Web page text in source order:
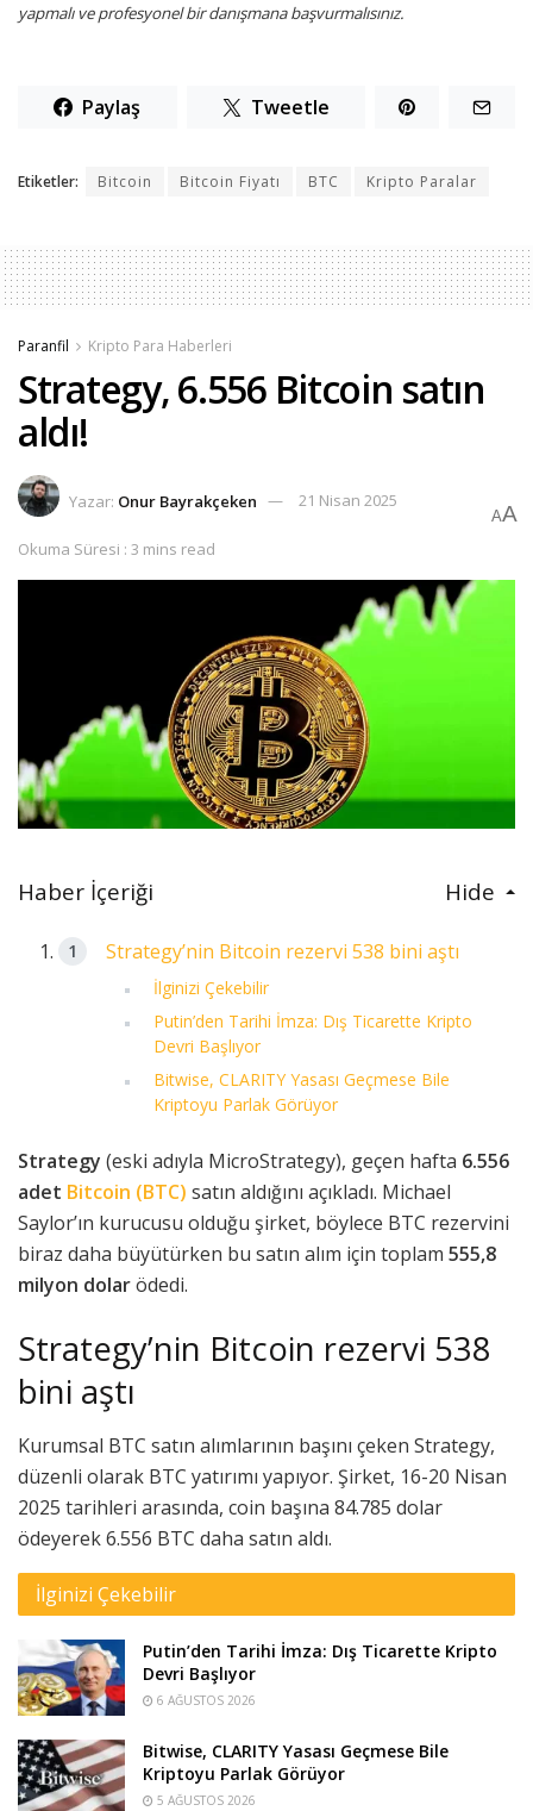
yapmalı ve profesyonel bir danışmana başvurmalısınız.
Paylaş Tweetle
Etiketler: Bitcoin Bitcoin Fiyatı BTC Kripto Paralar
Paranfil Kripto Para Haberleri
Strategy, 6.556 Bitcoin satın
aldı!
Yazar: Onur Bayrakçeken 21 Nisan 2025
Okuma Süresi : 3 mins read
AA
Haber İçeriği Hide
Strategy’nin Bitcoin rezervi 538 bini aştı
İlginizi Çekebilir
Putin’den Tarihi İmza: Dış Ticarette Kripto
Devri Başlıyor
Bitwise, CLARITY Yasası Geçmese Bile
Kriptoyu Parlak Görüyor
Strategy (eski adıyla MicroStrategy), geçen hafta 6.556
adet Bitcoin (BTC) satın aldığını açıkladı. Michael
Saylor’ın kurucusu olduğu şirket, böylece BTC rezervini
biraz daha büyütürken bu satın alım için toplam 555,8
milyon dolarödedi.
Strategy’nin Bitcoin rezervi 538
bini aştı
Kurumsal BTC satın alımlarının başını çeken Strategy,
düzenli olarak BTC yatırımı yapıyor. Şirket, 16-20 Nisan
2025 tarihleri arasında, coin başına 84.785 dolar
ödeyerek 6.556 BTC daha satın aldı.
İlginizi Çekebilir
Putin’den Tarihi İmza: Dış Ticarette Kripto
Devri Başlıyor
6 AĞUSTOS 2026
Bitwise, CLARITY Yasası Geçmese Bile
Kriptoyu Parlak Görüyor
5 AĞUSTOS 2026